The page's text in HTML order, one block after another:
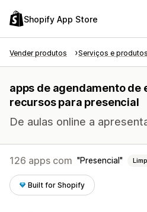
Shopify App Store
Vender produtos Serviços e
apps de agendamento de
recursos para presencial
De aulas online a
126 apps com Presencial
Built for Shopify